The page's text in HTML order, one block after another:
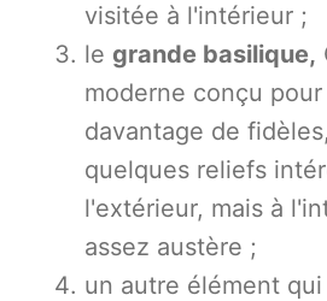
visitée à l'intérieur ;
le grande basilique,
moderne conçu
davantage de
quelques reliefs
l'extérieur, mais à
assez austère ;
un autre élément